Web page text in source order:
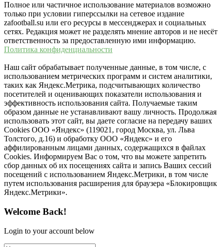
Полное или частичное использование материалов возможно
только при условии гиперссылки на сетевое издание
zafootball.su или его ресурсы в мессенджерах и социальных
сетях. Редакция может не разделять мнение авторов и не несёт
ответственность за предоставленную ими информацию.
Политика конфиденциальности
Наш сайт обрабатывает полученные данные, в том числе, с
использованием метрических программ и систем аналитики,
таких как Яндекс.Метрика, подсчитывающих количество
посетителей и оценивающих показатели использования и
эффективность использования сайта. Получаемые таким
образом данные не устанавливают вашу личность. Продолжая
использовать этот сайт, вы даете согласие на передачу ваших
Cookies ООО «Яндекс» (119021, город Москва, ул. Льва
Толстого, д.16) и обработку ООО «Яндекс» и его
аффилированным лицами данных, содержащихся в файлах
Cookies. Информируем Вас о том, что вы можете запретить
сбор данных об их посещениях сайта и запись Ваших сессий
посещений с использованием Яндекс.Метрики, в том числе
путем использования расширения для браузера «Блокировщик
Яндекс.Метрики».
Welcome Back!
Login to your account below